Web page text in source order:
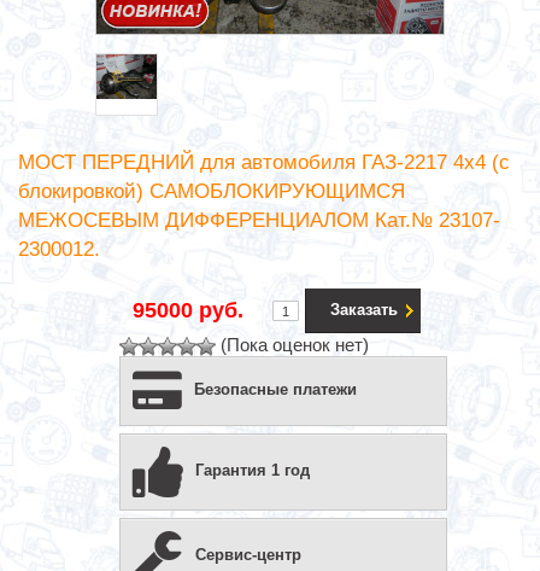
МОСТ ПЕРЕДНИЙ для автомобиля ГАЗ-2217 4х4 (с
блокировкой) САМОБЛОКИРУЮЩИМСЯ
МЕЖОСЕВЫМ ДИФФЕРЕНЦИАЛОМ Кат.№ 23107-
2300012.
95000 руб. Заказать
(Пока оценок нет)
Безопасные платежи
Гарантия 1 год
Сервис-центр